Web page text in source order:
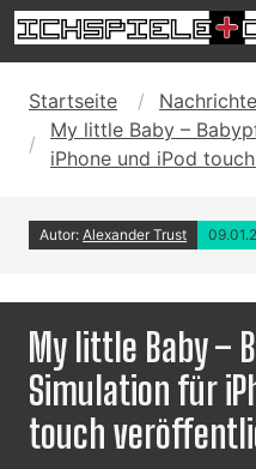
Startseite
My little Baby –
iPhone und iPod
Autor: Alexander Trust
My little Baby –
Simulation für
touch